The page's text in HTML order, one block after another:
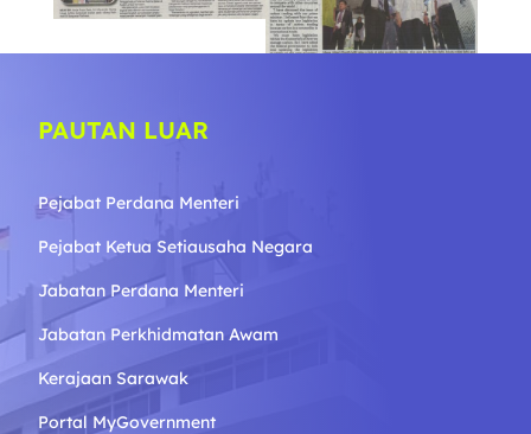
PAUTAN LUAR
Pejabat Perdana Menteri
Pejabat Ketua Setiausaha Negara
Jabatan Perdana Menteri
Jabatan Perkhidmatan Awam
Kerajaan Sarawak
Portal MyGovernment